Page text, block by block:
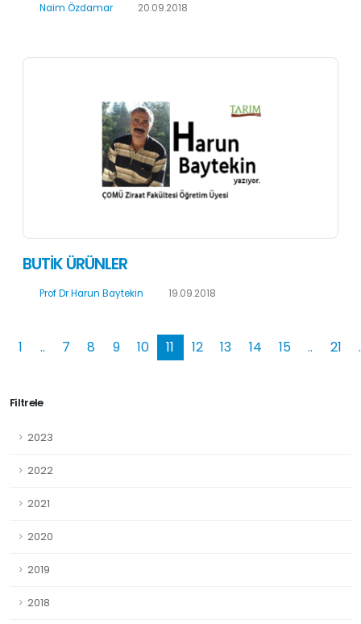
Naim Özdamar 20.09.2018
BUTİK ÜRÜNLER
Prof Dr Harun Baytekin 19.09.2018
1 .. 7 8 9 10 11 12 13 14 15 .. 21
Filtrele
2023
2022
2021
2020
2019
2018